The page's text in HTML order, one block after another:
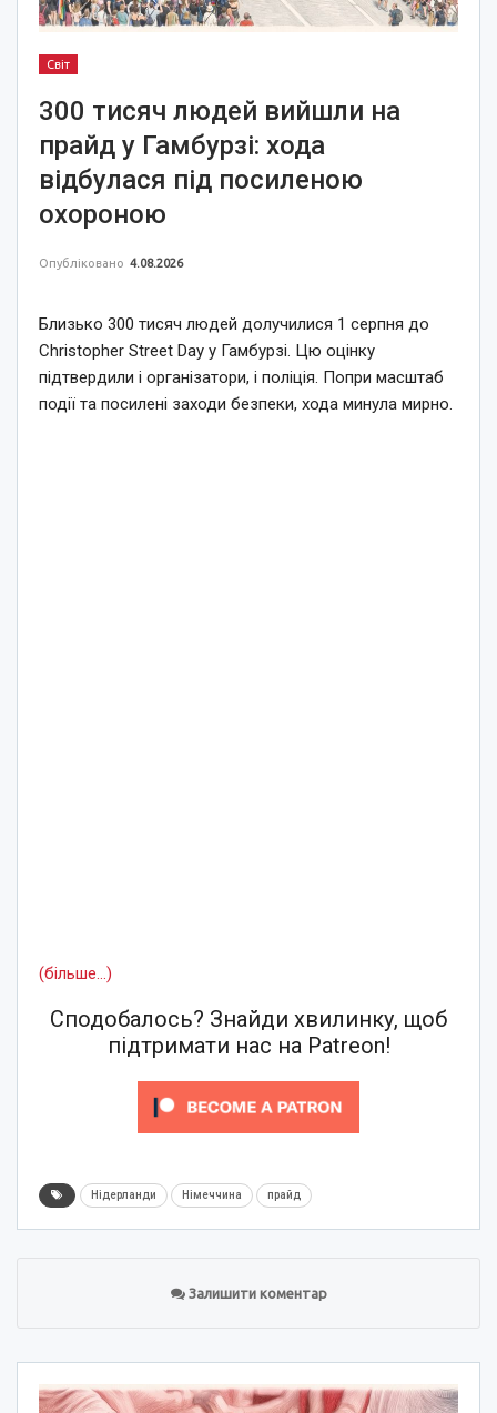
Світ
300 тисяч людей вийшли на
прайд у Гамбурзі: хода
відбулася під посиленою
охороною
Опубліковано 4.08.2026
Близько 300 тисяч людей долучилися 1 серпня до
Christopher Street Day у Гамбурзі. Цю оцінку
підтвердили і організатори, і поліція. Попри масштаб
події та посилені заходи безпеки, хода минула мирно.
(більше…)
Сподобалось? Знайди хвилинку, щоб
підтримати нас на Patreon!
Нідерланди Німеччина прайд
Залишити коментар